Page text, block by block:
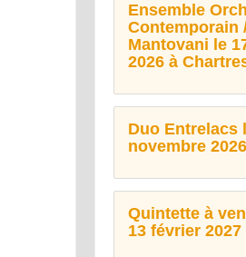
Ensemble
Contemporain
Mantovani le
2026 à
Duo Entrelacs
novembre
Quintette à
13 février